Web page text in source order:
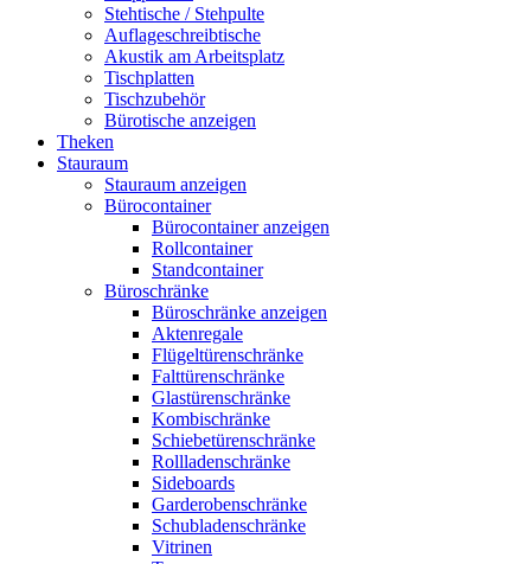
Stehtische / Stehpulte
Auflageschreibtische
Akustik am Arbeitsplatz
Tischplatten
Tischzubehör
Bürotische anzeigen
Theken
Stauraum
Stauraum anzeigen
Bürocontainer
Bürocontainer anzeigen
Rollcontainer
Standcontainer
Büroschränke
Büroschränke anzeigen
Aktenregale
Flügeltürenschränke
Falttürenschränke
Glastürenschränke
Kombischränke
Schiebetürenschränke
Rollladenschränke
Sideboards
Garderobenschränke
Schubladenschränke
Vitrinen